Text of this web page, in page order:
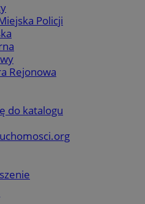
Policji
Rejonowa
do katalogu